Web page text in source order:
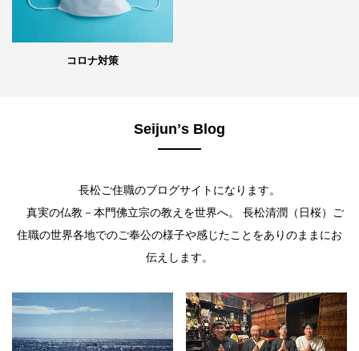
コロナ対策
Seijunʼs Blog
長松ご住職のブログサイトになります。
真実の仏教－本門佛立宗の教えを世界へ。 長松清潤（日桜）ご
住職の世界各地でのご奉公の様子や感じたことをありのままにお
伝えします。